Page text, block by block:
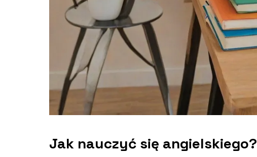
Jak nauczyć się angielskiego?